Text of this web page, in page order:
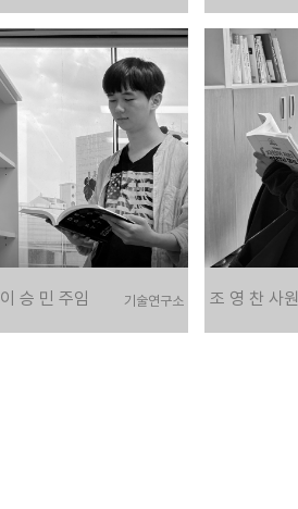
이 승 민 주임 기술연구소 조 영 찬 사원